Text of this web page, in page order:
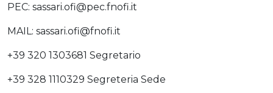
PEC: sassari.ofi@pec.fnofi.it
MAIL: sassari.ofi@fnofi.it
+39 320 1303681 Segretario
+39 328 1110329 Segreteria Sede